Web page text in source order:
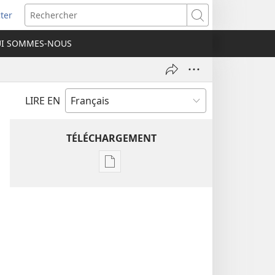
Rechercher
SOMMES-NOUS
LIRE EN
TÉLÉCHARGEMENT
Options